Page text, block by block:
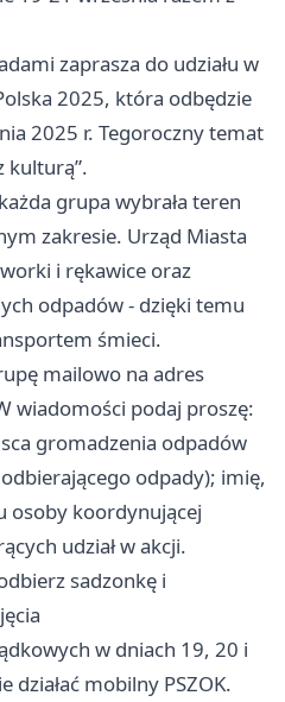
zaprasza do udziału w
2025, która odbędzie
2025 r. Tegoroczny temat
kulturą”.
grupa wybrała teren
zakresie. Urząd Miasta
i rękawice oraz
odpadów - dzięki temu
śmieci.
mailowo na adres
wiadomości podaj proszę:
gromadzenia odpadów
odpady); imię,
osoby koordynującej
udział w akcji.
sadzonkę i
w dniach 19, 20 i
działać mobilny PSZOK.